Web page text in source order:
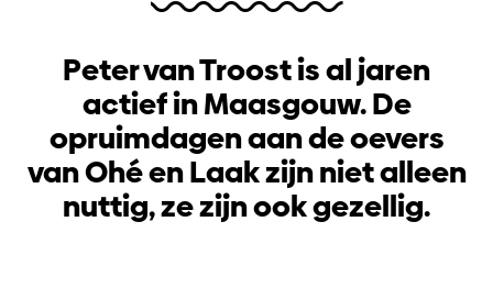
Peter van Troost is al jaren
actief in Maasgouw. De
opruimdagen aan de oevers
van Ohé en Laak zijn niet alleen
nuttig, ze zijn ook gezellig.